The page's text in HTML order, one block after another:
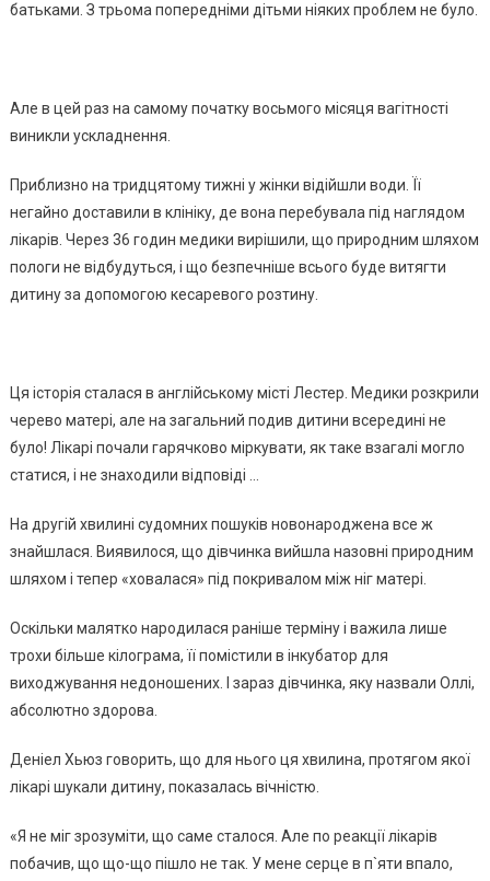
батьками. З трьома попередніми дітьми ніяких проблем не було.
Але в цей раз на самому початку восьмого місяця вагітності
виникли ускладнення.
Приблизно на тридцятому тижні у жінки відійшли води. Її
негайно доставили в клініку, де вона перебувала під наглядом
лікарів. Через 36 годин медики вирішили, що природним шляхом
пологи не відбудуться, і що безпечніше всього буде витягти
дитину за допомогою кесаревого розтину.
Ця історія сталася в англійському місті Лестер. Медики розкрили
черево матері, але на загальний подив дитини всередині не
було! Лікарі почали гарячково міркувати, як таке взагалі могло
статися, і не знаходили відповіді …
На другій хвилині судомних пошуків новонароджена все ж
знайшлася. Виявилося, що дівчинка вийшла назовні природним
шляхом і тепер «ховалася» під покривалом між ніг матері.
Оскільки малятко народилася раніше терміну і важила лише
трохи більше кілограма, її помістили в інкубатор для
виходжування недоношених. І зараз дівчинка, яку назвали Оллі,
абсолютно здорова.
Деніел Хьюз говорить, що для нього ця хвилина, протягом якої
лікарі шукали дитину, показалась вічністю.
«Я не міг зрозуміти, що саме сталося. Але по реакції лікарів
побачив, що що-що пішло не так. У мене серце в п`яти впало,